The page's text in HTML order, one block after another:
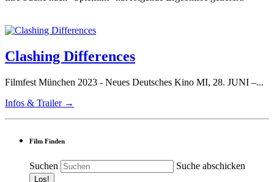
Clashing Differences
Filmfest München 2023 - Neues Deutsches Kino MI, 28. JUNI –...
Infos & Trailer →
Film Finden
Suchen Suche abschicken